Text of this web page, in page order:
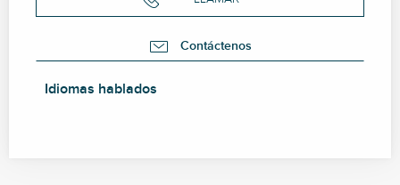
Contáctenos
Idiomas hablados
Idiomas hablados